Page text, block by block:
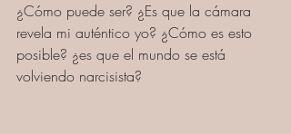
¿Cómo puede ser? ¿Es que la cámara
revela mi auténtico yo? ¿Cómo es esto
posible? ¿es que el mundo se está
volviendo narcisista?